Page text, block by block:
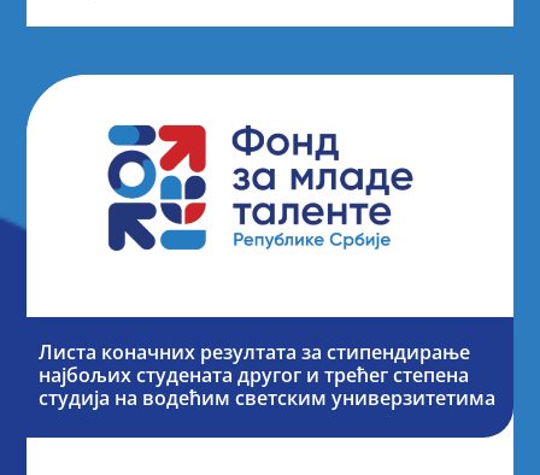
Листа коначних резултата за стипендирање
најбољих студената другог и трећег степена
студија на водећим светским универзитетима